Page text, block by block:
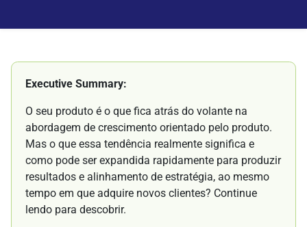
Executive Summary:
O seu produto é o que fica atrás do volante na
abordagem de crescimento orientado pelo produto.
Mas o que essa tendência realmente significa e
como pode ser expandida rapidamente para produzir
resultados e alinhamento de estratégia, ao mesmo
tempo em que adquire novos clientes? Continue
lendo para descobrir.